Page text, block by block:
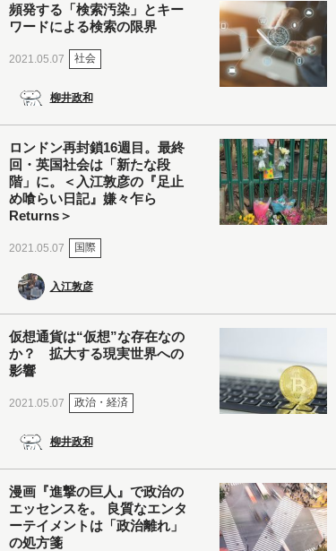
頻発する「検索汚染」とキー
ワードによる検索の限界
2021.05.07 社会
柳井政和
ロンドン再封鎖16週目。最終
回・英国社会は「新たな段
階」に。＜入江敦彦の『足止
め喰らい日記』嫌々乍ら
Returns＞
2021.05.07 国際
入江敦彦
仮想通貨は“仮想”な存在なの
か？ 拡大する現実世界への
影響
2021.05.07 政治・経済
柳井政和
漫画『進撃の巨人』で政治の
エッセンスを。 良質なエンタ
ーテイメントは「政治離れ」
の処方箋